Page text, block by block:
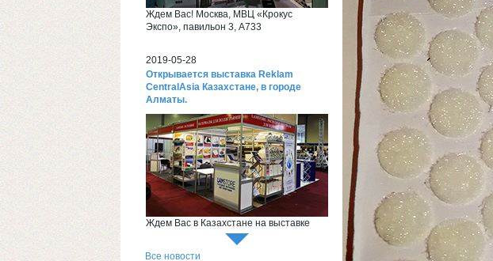
Ждем Вас! Москва, МВЦ «Крокус
Экспо», павильон 3, А733
2019-05-28
Открывается выставка Reklam
CentralAsia Казахстане, в городе
Алматы.
Ждем Вас в Казахстане на выставке
Reklam CentralAsia
2018-06-26
Все новости